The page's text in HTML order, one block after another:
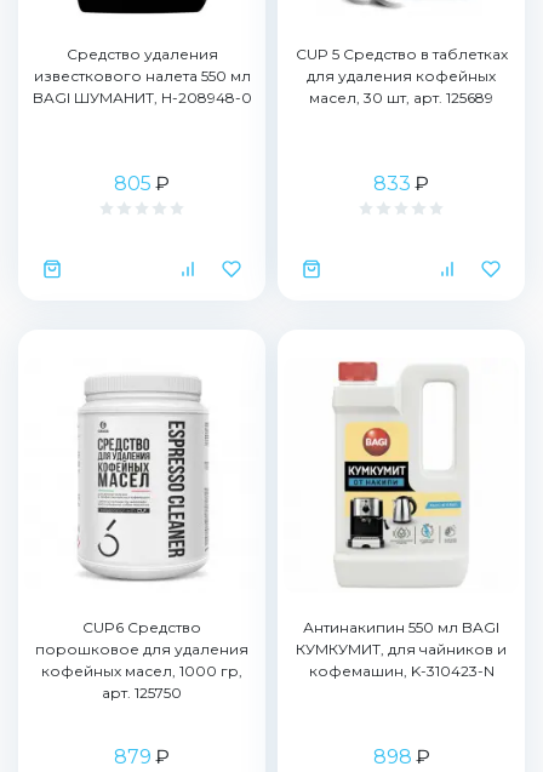
Средство удаления
известкового налета 550 мл
BAGI ШУМАНИТ, H-208948-0
805 ₽
CUP 5 Средство в таблетках
для удаления кофейных
масел, 30 шт, арт. 125689
833 ₽
CUP6 Средство
порошковое для удаления
кофейных масел, 1000 гр,
арт. 125750
879 ₽
Антинакипин 550 мл BAGI
КУМКУМИТ, для чайников и
кофемашин, K-310423-N
898 ₽